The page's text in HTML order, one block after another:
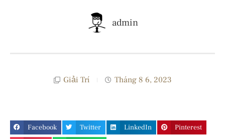
admin
Giải Trí Tháng 8 6, 2023
Facebook Twitter LinkedIn
Pinterest